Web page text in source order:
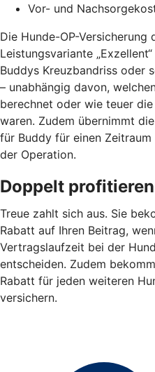
Vor- und
Die Hunde-OP-Versicherung
Leistungsvariante
Buddys Kreuzbandriss oder
– unabhängig davon,
berechnet oder wie teuer
waren. Zudem übernimmt
für Buddy für einen
der Operation.
Doppelt profitieren
Treue zahlt sich aus. Sie
Rabatt auf Ihren Beitrag,
Vertragslaufzeit bei der
entscheiden. Zudem
Rabatt für jeden weiteren
versichern.